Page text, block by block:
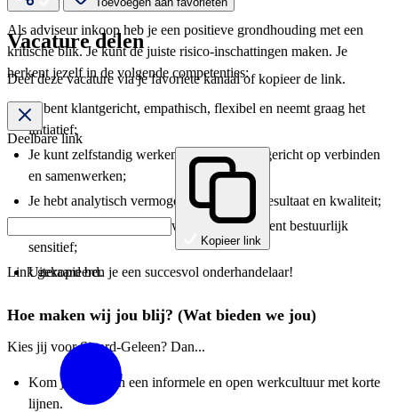
Als adviseur inkoop heb je een positieve grondhouding met een
kritische blik. Je kunt de juiste risico-inschattingen maken. Je
herkent jezelf in de volgende competenties:
Je bent klantgericht, empathisch, flexibel en neemt graag het
initiatief;
Je kunt zelfstandig werken maar bent ook gericht op verbinden
en samenwerken;
Je hebt analytisch vermogen en gaat voor resultaat en kwaliteit;
Je hebt aandacht voor jouw omgeving en bent bestuurlijk
sensitief;
Uiteraard ben je een succesvol onderhandelaar!
Hoe maken wij jou blij? (Wat bieden we jou)
Kies jij voor Sittard-Geleen? Dan...
Kom je terecht in een informele en open werkcultuur met korte
lijnen.
Vacature delen
Deel deze vacature via je favoriete kanaal of kopieer de link.
Deelbare link
Kopieer link
Link gekopieerd.